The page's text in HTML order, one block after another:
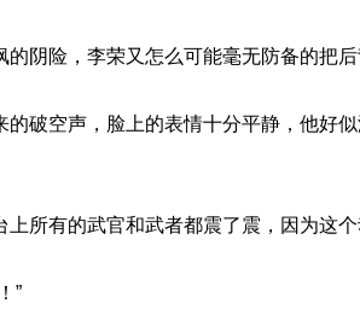
，李荣又怎么可能毫无防备的把后
声，脸上的表情十分平静，他好似没
的武官和武者都震了震，因为这个
”